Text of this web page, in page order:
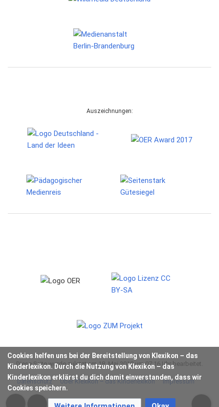
Cookies helfen uns bei der Bereitstellung von Klexikon – das
Kinderlexikon. Durch die Nutzung von Klexikon – das
Kinderlexikon erklärst du dich damit einverstanden, dass wir
Cookies speichern.
Auszeichnungen:
Diese Seite wurde zuletzt am 18. Mai 2018 um 07:16 Uhr bearbeitet.
Datenschutz Über Klexikon – das Kinderlexikon Impressum